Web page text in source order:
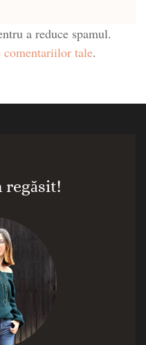
a reduce spamul.
comentariilor tale.
regăsit!